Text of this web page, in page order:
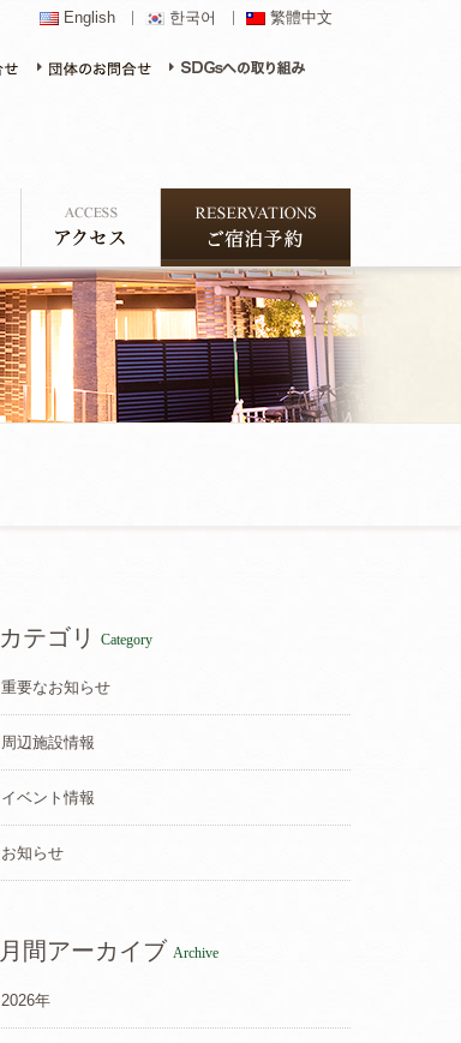
English 한국어 繁體中文
カテゴリ Category
重要なお知らせ
周辺施設情報
イベント情報
お知らせ
月間アーカイブ Archive
2026年